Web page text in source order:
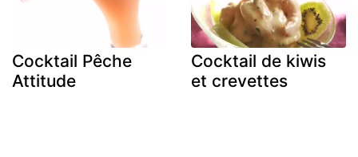
Cocktail Pêche
Attitude
Cocktail de kiwis
et crevettes